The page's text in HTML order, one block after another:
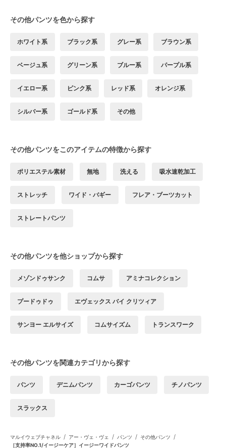
その他パンツを色から探す
ホワイト系 ブラック系 グレー系 ブラウン系
ベージュ系 グリーン系 ブルー系 パープル系
イエロー系 ピンク系 レッド系 オレンジ系
シルバー系 ゴールド系 その他
その他パンツをこのアイテムの特徴から探す
ポリエステル素材 無地 洗える 吸水速乾加工
ストレッチ ワイド・バギー フレア・ブーツカット
ストレートパンツ
その他パンツを他ショップから探す
メゾンドゥサンク コムサ アミナコレクション
プードゥドゥ エヴェックス バイ クリツィア
サンヨー エルサイズ コムサイズム トランスワーク
その他パンツを関連カテゴリから探す
パンツ デニムパンツ カーゴパンツ チノパンツ
スラックス
マルイウェブチャネル / アー・ヴェ・ヴェ / パンツ / その他パンツ /
［支持率NO.1/イージーケア］イージーワイドパンツ